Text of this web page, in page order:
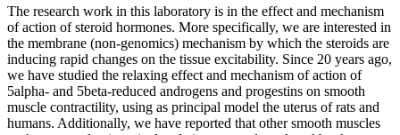
The research work in this laboratory is in the effect and mechanism
of action of steroid hormones. More specifically, we are interested in
the membrane (non-genomics) mechanism by which the steroids are
inducing rapid changes on the tissue excitability. Since 20 years ago,
we have studied the relaxing effect and mechanism of action of
5alpha- and 5beta-reduced androgens and progestins on smooth
muscle contractility, using as principal model the uterus of rats and
humans. Additionally, we have reported that other smooth muscles